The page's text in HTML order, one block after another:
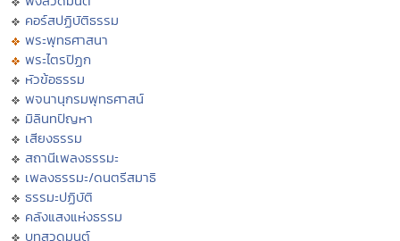
คอร์สปฏิบัติธรรม
พระพุทธศาสนา
พระไตรปิฏก
หัวข้อธรรม
พจนานุกรมพุทธศาสน์
มิลินทปัญหา
เสียงธรรม
สถานีเพลงธรรมะ
เพลงธรรมะ/ดนตรีสมาธิ
ธรรมะปฏิบัติ
คลังแสงแห่งธรรม
บทสวดมนต์